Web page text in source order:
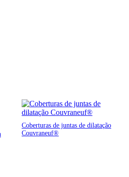
Coberturas de juntas de dilatação
Couvraneuf®